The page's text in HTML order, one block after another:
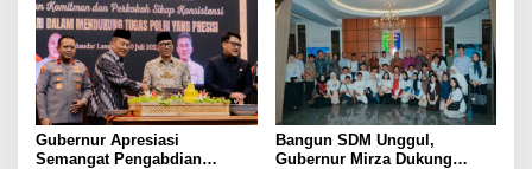
Gubernur Apresiasi
Semangat Pengabdian
Bangun SDM Unggul,
Gubernur Mirza Dukung